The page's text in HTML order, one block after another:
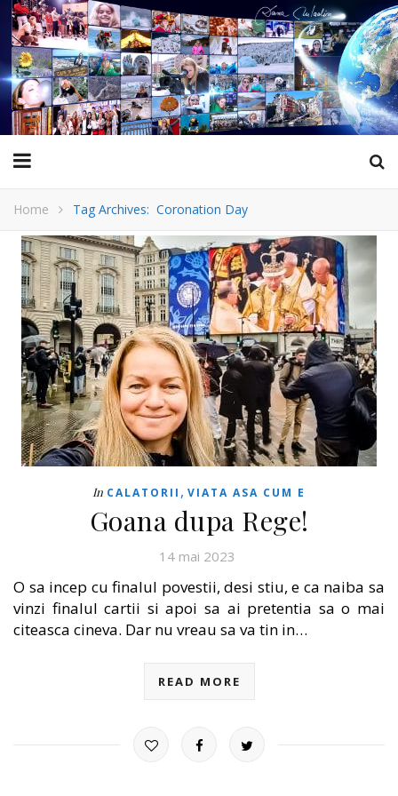
Home Tag Archives: Coronation Day
In CALATORII , VIATA ASA CUM E
Goana dupa Rege!
14 mai 2023
O sa incep cu finalul povestii, desi stiu, e ca naiba sa
vinzi finalul cartii si apoi sa ai pretentia sa o mai
citeasca cineva. Dar nu vreau sa va tin in…
READ MORE